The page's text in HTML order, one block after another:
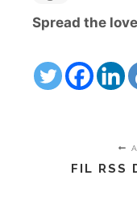
Spread the love
FIL RSS